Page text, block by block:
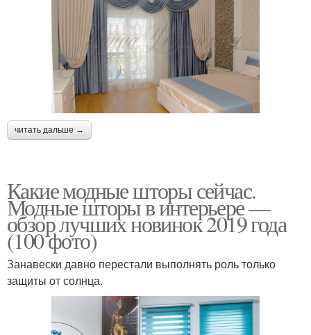
читать дальше →
Какие модные шторы сейчас.
Модные шторы в интерьере —
обзор лучших новинок 2019 года
(100 фото)
Занавески давно перестали выполнять роль только
защиты от солнца.